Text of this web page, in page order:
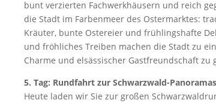
bunt verzierten Fachwerkhäusern und reich
die Stadt im Farbenmeer des Ostermarktes:
Kräuter, bunte Ostereier und frühlingshafte
und fröhliches Treiben machen die Stadt zu
Charme und elsässischer Gastfreundschaft zu
5. Tag: Rundfahrt zur Schwarzwald-
Heute laden wir Sie zur großen